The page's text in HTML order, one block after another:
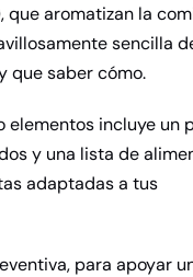
que aromatizan la
sencilla
que saber cómo.
elementos incluye un
y una lista de
adaptadas a tus
para apoyar